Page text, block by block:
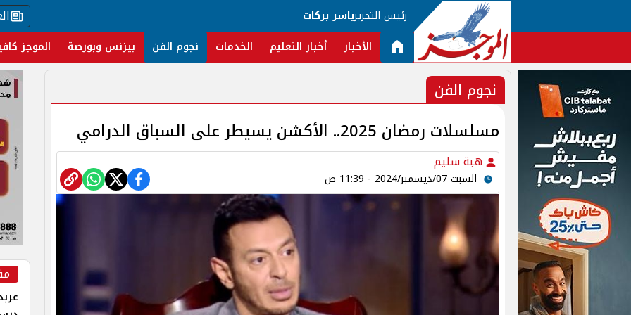
رئيس التحريرياسر بركات
الأخبار أخبار التعليم الخدمات نجوم الفن بيزنس وبورصة الموجز
نجوم الفن
مسلسلات رمضان 2025.. الأكشن يسيطر على السباق الدرامي
هبة سليم
السبت 07/ديسمبر/2024 - 11:39 ص